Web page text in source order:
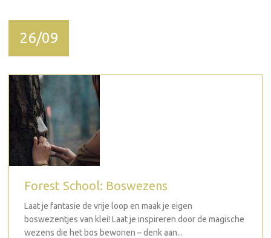
26/09
Forest School: Boswezens
Laat je fantasie de vrije loop en maak je eigen
boswezentjes van klei! Laat je inspireren door de magische
wezens die het bos bewonen – denk aan...